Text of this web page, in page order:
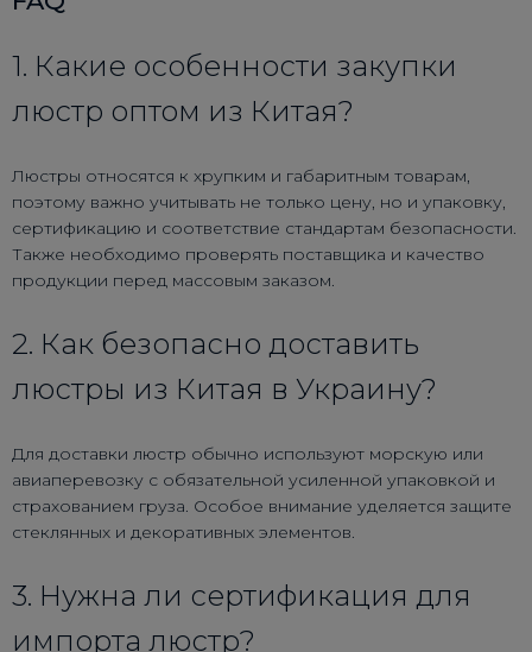
1. Какие особенности закупки
люстр оптом из Китая?
Люстры относятся к хрупким и габаритным товарам,
поэтому важно учитывать не только цену, но и упаковку,
сертификацию и соответствие стандартам безопасности.
Также необходимо проверять поставщика и качество
продукции перед массовым заказом.
2. Как безопасно доставить
люстры из Китая в Украину?
Для доставки люстр обычно используют морскую или
авиаперевозку с обязательной усиленной упаковкой и
страхованием груза. Особое внимание уделяется защите
стеклянных и декоративных элементов.
3. Нужна ли сертификация для
импорта люстр?